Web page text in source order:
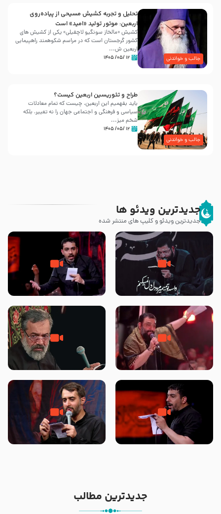
جالب و خواندنی
تحلیل و تجربه کشیش مسیحی از پیاده‌روی
اربعین: موتور تولید «امید» است
کشیش «مالخاز سونگیو لاچفیلی» یکی از کشیش های
کشور گرجستان است که در مراسم شکوهمند راهپیمایی
اربعین ش...
۱۲ /۰۵/ ۱۴۰۵
جالب و خواندنی
طراح و تئوریسین اربعین کیست؟
باید بفهمیم این اربعین، چیست که تمام معادلات
سیاسی و فرهنگی و اجتماعی جهان را نه تغییر، بلکه
شخم میز...
۱۲ /۰۵/ ۱۴۰۵
جدیدترین ویدئو ها
جدیدترین ویدئو و کلیپ های منتشر شده
مصداق کربلا – حاج حسین سیب
سرخی
شور ، حسینا! به‌ حق زهرا «أُنْظُرْ
إِلَینا» – عزاداری شب هفتم ماه
جانا جانا ابی عبدالله – کربلایی جواد
مقدم – شب هشتم محرم 1448 –
مادر منم مثل تو خمیدم – حاج
محمود کریمی – شهادت حضرت
هیئت رایة العباس علیه السلام
تک ، عبّاس، صاحب دل‌هاست –
حاج حنیف طاهری – عزاداری شب
من غلام نوکراتم من عاشق کربلاتم
– شور زمینه – شب هفتم – محرم
جدیدترین مطالب